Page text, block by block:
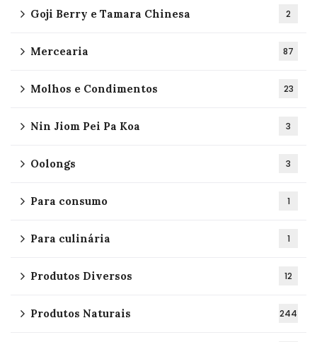
Goji Berry e Tamara Chinesa 2
Mercearia 87
Molhos e Condimentos 23
Nin Jiom Pei Pa Koa 3
Oolongs 3
Para consumo 1
Para culinária 1
Produtos Diversos 12
Produtos Naturais 244